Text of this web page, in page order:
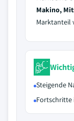
Makino,
Marktanteil
Steigende
Fortschritte